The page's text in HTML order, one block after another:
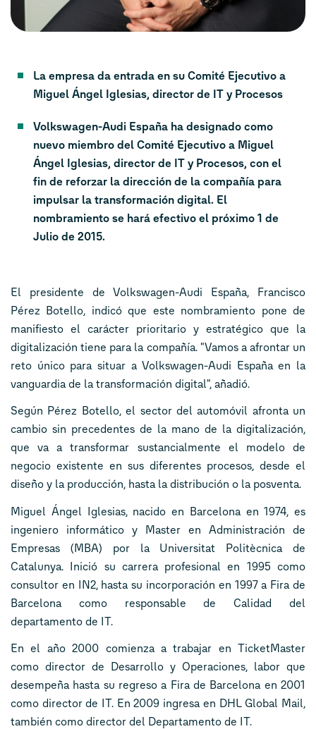
La empresa da entrada en su Comité Ejecutivo a
Miguel Ángel Iglesias, director de IT y Procesos
Volkswagen-Audi España ha designado como
nuevo miembro del Comité Ejecutivo a Miguel
Ángel Iglesias, director de IT y Procesos, con el
fin de reforzar la dirección de la compañía para
impulsar la transformación digital. El
nombramiento se hará efectivo el próximo 1 de
Julio de 2015.
El presidente de Volkswagen-Audi España, Francisco
Pérez Botello, indicó que este nombramiento pone de
manifiesto el carácter prioritario y estratégico que la
digitalización tiene para la compañía. "Vamos a afrontar un
reto único para situar a Volkswagen-Audi España en la
vanguardia de la transformación digital", añadió.
Según Pérez Botello, el sector del automóvil afronta un
cambio sin precedentes de la mano de la digitalización,
que va a transformar sustancialmente el modelo de
negocio existente en sus diferentes procesos, desde el
diseño y la producción, hasta la distribución o la posventa.
Miguel Ángel Iglesias, nacido en Barcelona en 1974, es
ingeniero informático y Master en Administración de
Empresas (MBA) por la Universitat Politècnica de
Catalunya. Inició su carrera profesional en 1995 como
consultor en IN2, hasta su incorporación en 1997 a Fira de
Barcelona como responsable de Calidad del
departamento de IT.
En el año 2000 comienza a trabajar en TicketMaster
como director de Desarrollo y Operaciones, labor que
desempeña hasta su regreso a Fira de Barcelona en 2001
como director de IT. En 2009 ingresa en DHL Global Mail,
también como director del Departamento de IT.